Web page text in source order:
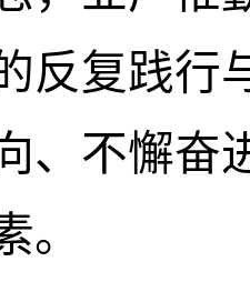
反复践行
、不懈奋
。